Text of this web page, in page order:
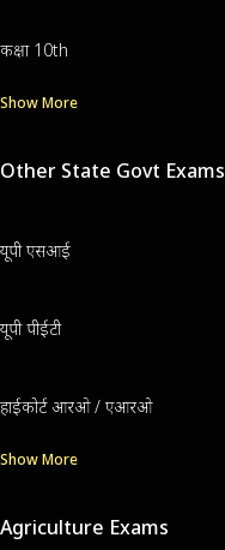
कक्षा 10th
Show More
Other State Govt Exams
यूपी एसआई
यूपी पीईटी
हाईकोर्ट आरओ / एआरओ
Show More
Agriculture Exams